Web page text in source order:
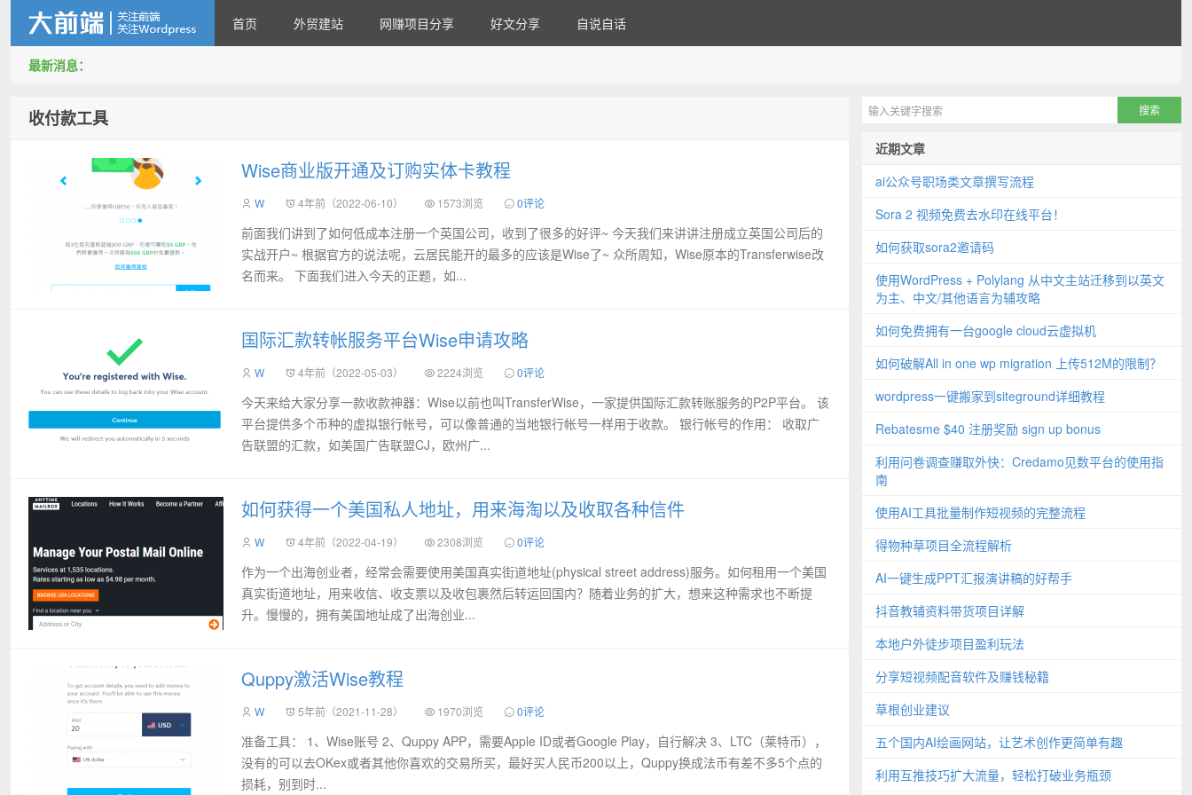
首页 外贸建站 网赚项目分享 好文分享 自说自话
最新消息：
收付款工具
Wise商业版开通及订购实体卡教程
W 4年前（2022-06-10） 1573浏览 0评论
前面我们讲到了如何低成本注册一个英国公司，收到了很多的好评~ 今天我们来讲讲注册成立英国公司后的
实战开户~ 根据官方的说法呢，云居民能开的最多的应该是Wise了~ 众所周知，Wise原本的Transferwise改
名而来。 下面我们进入今天的正题，如...
国际汇款转帐服务平台Wise申请攻略
W 4年前（2022-05-03） 2224浏览 0评论
今天来给大家分享一款收款神器：Wise以前也叫TransferWise，一家提供国际汇款转账服务的P2P平台。 该
平台提供多个币种的虚拟银行帐号，可以像普通的当地银行帐号一样用于收款。 银行帐号的作用： 收取广
告联盟的汇款，如美国广告联盟CJ，欧州广...
如何获得一个美国私人地址，用来海淘以及收取各种信件
W 4年前（2022-04-19） 2308浏览 0评论
作为一个出海创业者，经常会需要使用美国真实街道地址(physical street address)服务。如何租用一个美国
真实街道地址，用来收信、收支票以及收包裹然后转运回国内？随着业务的扩大，想来这种需求也不断提
升。慢慢的，拥有美国地址成了出海创业...
Quppy激活Wise教程
W 5年前（2021-11-28） 1970浏览 0评论
准备工具： 1、Wise账号 2、Quppy APP，需要Apple ID或者Google Play，自行解决 3、LTC（莱特币），
没有的可以去OKex或者其他你喜欢的交易所买，最好买人民币200以上，Quppy换成法币有差不多5个点的
损耗，别到时...
近期文章
ai公众号职场类文章撰写流程
Sora 2 视频免费去水印在线平台！
如何获取sora2邀请码
使用WordPress + Polylang 从中文主站迁移到以英文
为主、中文/其他语言为辅攻略
如何免费拥有一台google cloud云虚拟机
如何破解All in one wp migration 上传512M的限制？
wordpress一键搬家到siteground详细教程
Rebatesme $40 注册奖励 sign up bonus
利用问卷调查赚取外快：Credamo见数平台的使用指
南
使用AI工具批量制作短视频的完整流程
得物种草项目全流程解析
AI一键生成PPT汇报演讲稿的好帮手
抖音教辅资料带货项目详解
本地户外徒步项目盈利玩法
分享短视频配音软件及赚钱秘籍
草根创业建议
五个国内AI绘画网站，让艺术创作更简单有趣
利用互推技巧扩大流量，轻松打破业务瓶颈